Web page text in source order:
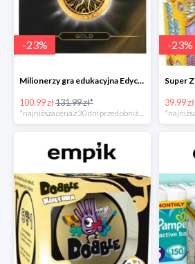
-23%
Milionerzy gra edukacyjna Edycja Gold w super cenie w Empiku Premium
100.99 zł131.99 zł*
*najniższa cena z 30 dni przed obniżką
-23%
39.99 zł